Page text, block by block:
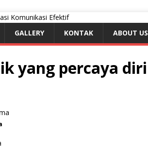
GALLERY KONTAK ABOUT US
yang percaya diri